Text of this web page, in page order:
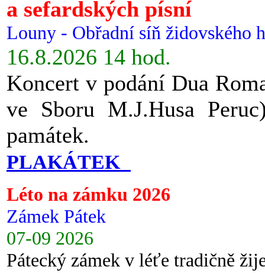
a sefardských písní
Louny - Obřadní síň židovského
16.8.2026 14 hod.
Koncert v podání Dua
ve Sboru M.J.Husa
památek.
PLAKÁTEK
Léto na zámku 2026
Zámek Pátek
07-09 2026
Pátecký zámek v léťe tradičně